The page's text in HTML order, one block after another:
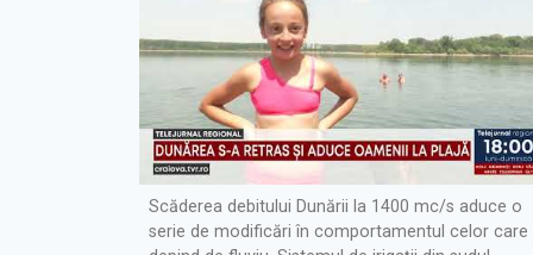
Scăderea debitului Dunării la 1400 mc/s aduce o
serie de modificări în comportamentul celor care